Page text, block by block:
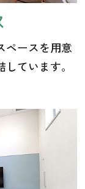
ペースを用意
ています。